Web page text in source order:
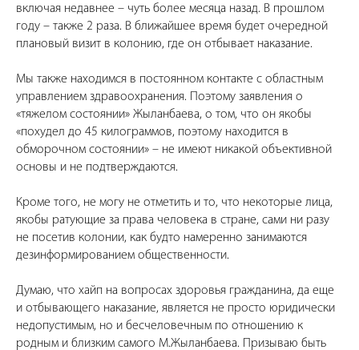
включая недавнее – чуть более месяца назад. В прошлом
году – также 2 раза. В ближайшее время будет очередной
плановый визит в колонию, где он отбывает наказание.
Мы также находимся в постоянном контакте с областным
управлением здравоохранения. Поэтому заявления о
«тяжелом состоянии» Жыланбаева, о том, что он якобы
«похудел до 45 килограммов, поэтому находится в
обморочном состоянии» – не имеют никакой объективной
основы и не подтверждаются.
Кроме того, не могу не отметить и то, что некоторые лица,
якобы ратующие за права человека в стране, сами ни разу
не посетив колонии, как будто намеренно занимаются
дезинформированием общественности.
Думаю, что хайп на вопросах здоровья гражданина, да еще
и отбывающего наказание, является не просто юридически
недопустимым, но и бесчеловечным по отношению к
родным и близким самого М.Жыланбаева. Призываю быть